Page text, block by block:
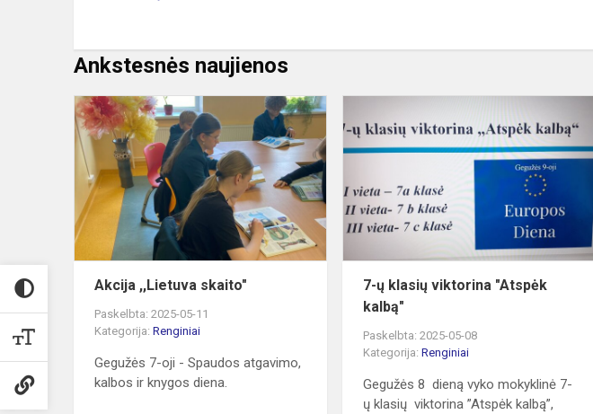
Ankstesnės naujienos
Akcija
,,Lietuva
skaito"
Akcija ,,Lietuva skaito"
Paskelbta: 2025-05-11
Kategorija: Renginiai
Gegužės 7-oji - Spaudos atgavimo,
kalbos ir knygos diena.
7-ų klasių viktorina "Atspėk
kalbą"
Paskelbta: 2025-05-08
Kategorija:Renginiai
Gegužės 8 dieną vyko mokyklinė 7-
ų klasių viktorina ”Atspėk kalbą”,